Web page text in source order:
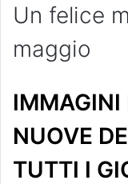
Un felice
maggio
IMMAGINI
NUOVE
TUTTI I